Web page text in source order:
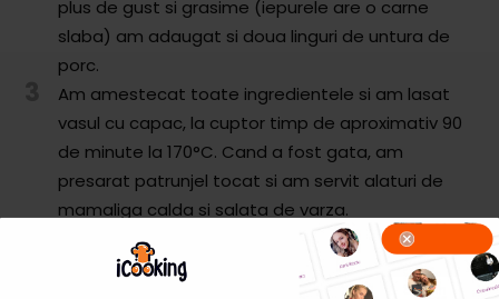
plus de gust si grasime (iepurele are o carne
slaba) am adaugat si doua linguri de untura de
porc.
Am amestecat toate ingredientele si am lasat
vasul cu capac, la cuptor timp de aproximativ 90
de minute la 170°C. Cand a fost gata, am
presarat patrunjel tocat si am servit alaturi de
mamaliga calda si salata de varza.